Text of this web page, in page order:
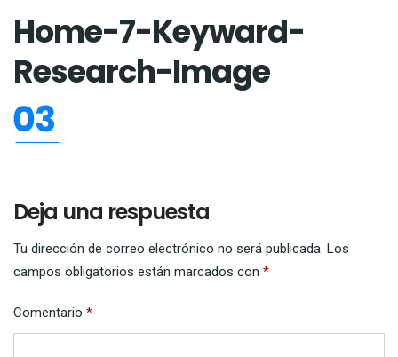
Home-7-Keyward-
Research-Image
Deja una respuesta
Tu dirección de correo electrónico no será publicada. Los
campos obligatorios están marcados con *
Comentario *